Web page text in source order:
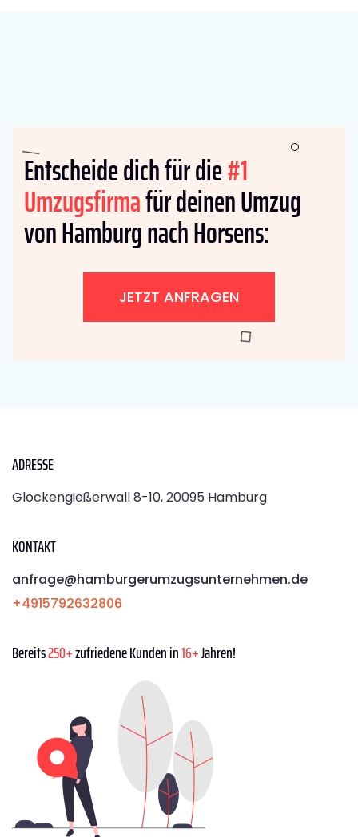
Entscheide dich für die#1
Umzugsfirmafür deinen Umzug
von Hamburg nach Horsens:
JETZT ANFRAGEN
ADRESSE
Glockengießerwall 8-10, 20095 Hamburg
KONTAKT
anfrage@hamburgerumzugsunternehmen.de
+4915792632806
Bereits250+zufriedene Kunden in16+Jahren!